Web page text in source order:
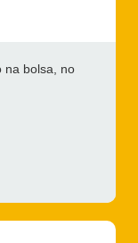
na bolsa, no